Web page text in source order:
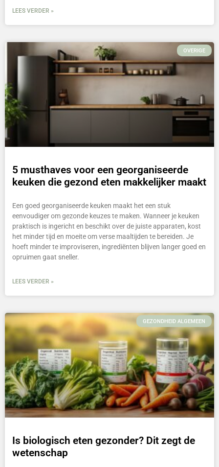
LEES VERDER »
OVERIGE
5 musthaves voor een georganiseerde
keuken die gezond eten makkelijker maakt
Een goed georganiseerde keuken maakt het een stuk
eenvoudiger om gezonde keuzes te maken. Wanneer je keuken
praktisch is ingericht en beschikt over de juiste apparaten, kost
het minder tijd en moeite om verse maaltijden te bereiden. Je
hoeft minder te improviseren, ingrediënten blijven langer goed en
opruimen gaat sneller.
LEES VERDER »
GEZONDHEID ALGEMEEN
Is biologisch eten gezonder? Dit zegt de
wetenschap